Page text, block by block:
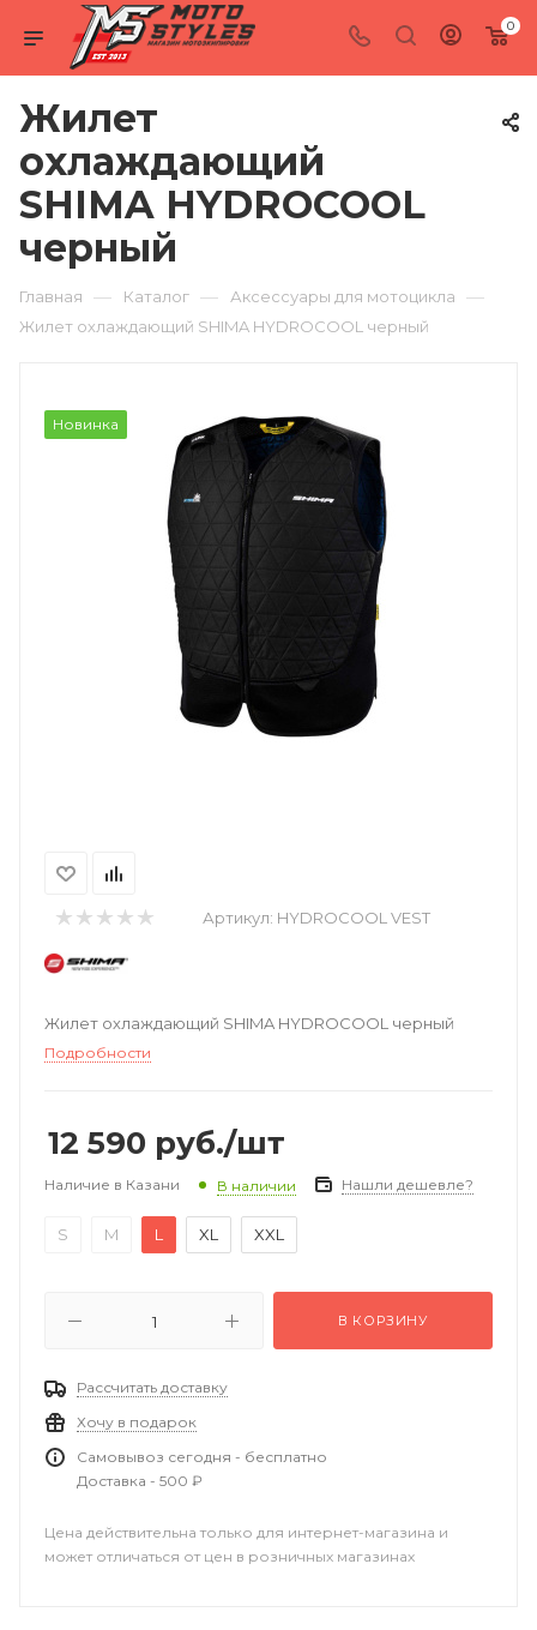
0
Жилет
охлаждающий
SHIMA HYDROCOOL
черный
Главная — Каталог — Аксессуары для мотоцикла —
Жилет охлаждающий SHIMA HYDROCOOL черный
Новинка
Артикул: HYDROCOOL VEST
Жилет охлаждающий SHIMA HYDROCOOL черный
Подробности
12 590 руб./шт
Наличие в Казани В наличии Нашли дешевле?
S M L XL XXL
В КОРЗИНУ
Рассчитать доставку
Хочу в подарок
Самовывоз сегодня - бесплатно
Доставка - 500 ₽
Цена действительна только для интернет-магазина и
может отличаться от цен в розничных магазинах